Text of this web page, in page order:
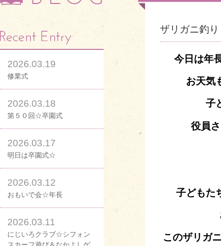
2026.03.19
修業式
2026.03.18
第５０回☆卒園式
2026.03.17
明日は卒園式☆
2026.03.12
おもいで会☆年長
2026.03.11
にじいろクラブ☆シフォン
スカーフ遊び＆なかよしゲ
ザリガニ釣り
今日は年
お天気
子
役員
子どもた
このザリガ